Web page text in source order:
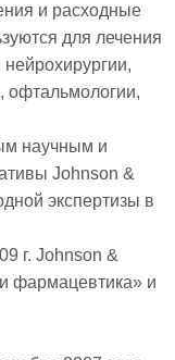
и расходные
для лечения
нейрохирургии,
офтальмологии,
научным и
Johnson &
экспертизы в
г. Johnson &
фармацевтика» и